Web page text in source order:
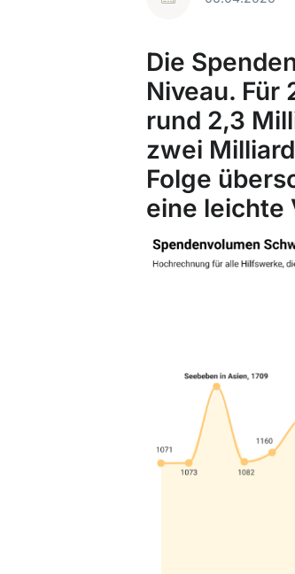
Die
Niveau. Für
rund 2,3
zwei
Folge
eine leichte